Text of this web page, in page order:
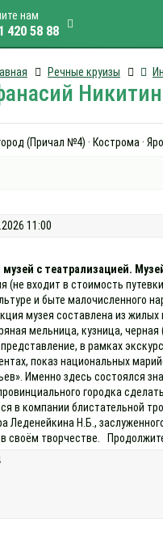
нам
420 58 88
Речные круизы
(Причал №4) · Кострома ·
11:00
с театрализацией.
(не входит в стоимость
и быте малочисленного
музея составлена из
мельница, кузница,
в рамках
показ национальных
Именно здесь состоялся
городка
в компании блистательной
Леденейкина Н.Б.,
своём творчестве.